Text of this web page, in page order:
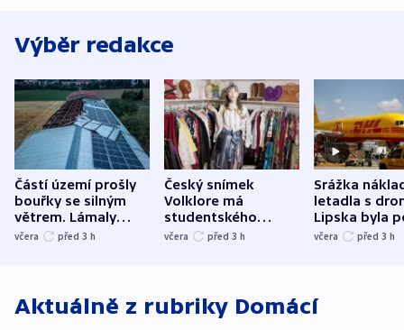
Výběr redakce
Částí území prošly
bouřky se silným
větrem. Lámaly
stromy a poničily
včera před 3 h
Český snímek
Volklore má
studentského
Oscara, zabojuje o
včera před 3 h
Srážka
letadla s
Lipska byla
německého
včera před 3 h
Aktuálně z rubriky Domácí